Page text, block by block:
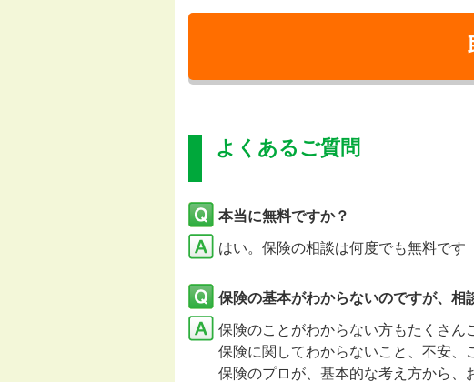
よくあるご質問
本当に無料ですか？
はい。保険の相談は何度でも無料です
保険の基本がわからないのですが、相
保険のことがわからない方もたくさん
保険に関してわからないこと、不安、
保険のプロが、基本的な考え方から、